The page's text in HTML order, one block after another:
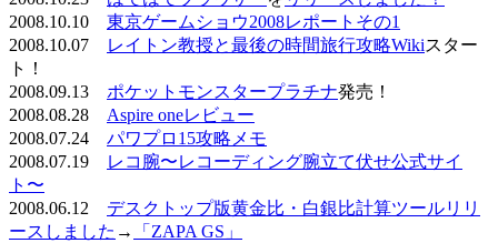
2008.10.10 東京ゲームショウ2008レポートその1
2008.10.07
レイトン教授と最後の時間旅行攻略Wikiスター
ト！
2008.09.13 ポケットモンスタープラチナ発売！
2008.08.28 Aspire oneレビュー
2008.07.24 パワプロ15攻略メモ
2008.07.19
レコ腕〜レコーディング腕立て伏せ公式サイ
ト〜
2008.06.12 デスクトップ版黄金比・白銀比計算ツールリリ
ースしました →
「ZAPA GS」